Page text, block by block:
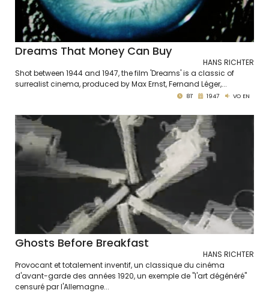
Dreams That Money Can Buy
HANS RICHTER
Shot between 1944 and 1947, the film 'Dreams' is a classic of
surrealist cinema, produced by Max Ernst, Fernand Léger,...
81' 1947 VO EN
Ghosts Before Breakfast
HANS RICHTER
Provocant et totalement inventif, un classique du cinéma
d'avant-garde des années 1920, un exemple de "l'art dégénéré"
censuré par l'Allemagne...